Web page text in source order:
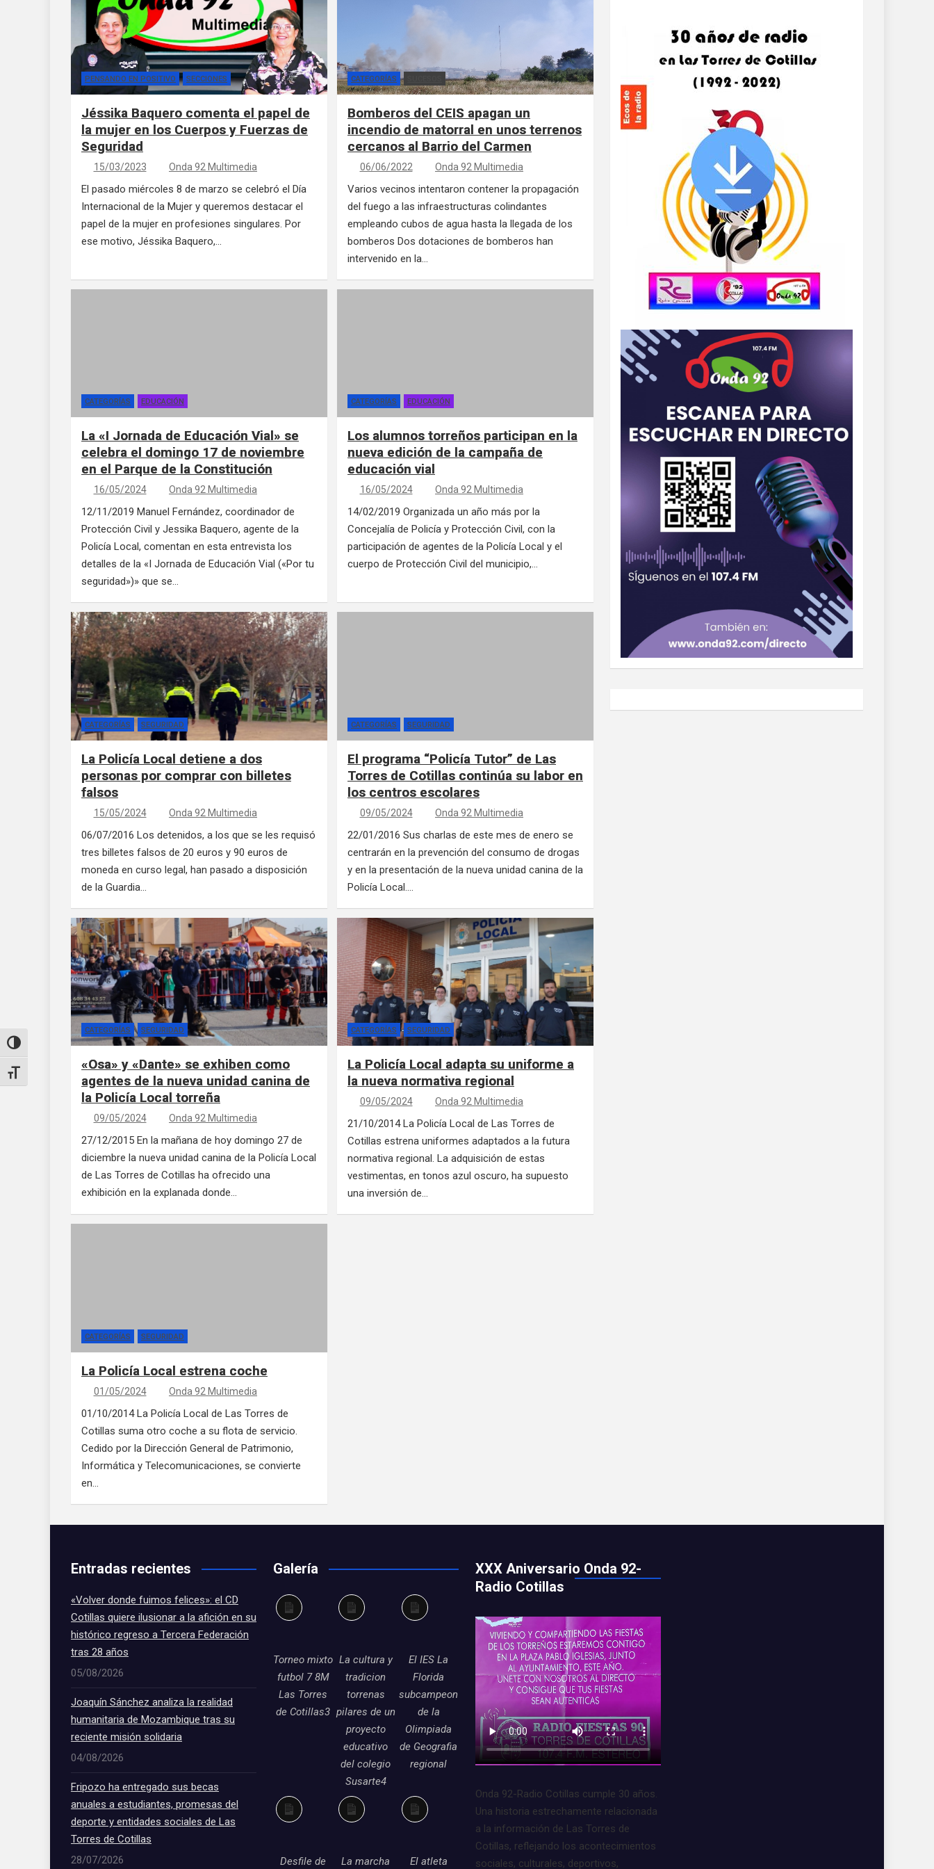
Alternar alto contraste
Alternar tamaño de letra
PENSANDO EN POSITIVO SECCIONES
Jéssika Baquero comenta el papel de
la mujer en los Cuerpos y Fuerzas de
Seguridad
15/03/2023 Onda 92 Multimedia
El pasado miércoles 8 de marzo se celebró el Día
Internacional de la Mujer y queremos destacar el
papel de la mujer en profesiones singulares. Por
ese motivo, Jéssika Baquero,…
CATEGORÍAS
Bomberos del CEIS apagan un
incendio de matorral en unos terrenos
cercanos al Barrio del Carmen
06/06/2022 Onda 92 Multimedia
Varios vecinos intentaron contener la propagación
del fuego a las infraestructuras colindantes
empleando cubos de agua hasta la llegada de los
bomberos Dos dotaciones de bomberos han
intervenido en la…
CATEGORÍAS EDUCACIÓN
La «I Jornada de Educación Vial» se
celebra el domingo 17 de noviembre
en el Parque de la Constitución
16/05/2024 Onda 92 Multimedia
12/11/2019 Manuel Fernández, coordinador de
Protección Civil y Jessika Baquero, agente de la
Policía Local, comentan en esta entrevista los
detalles de la «I Jornada de Educación Vial («Por tu
seguridad»)» que se…
CATEGORÍAS EDUCACIÓN
Los alumnos torreños participan en la
nueva edición de la campaña de
educación vial
16/05/2024 Onda 92 Multimedia
14/02/2019 Organizada un año más por la
Concejalía de Policía y Protección Civil, con la
participación de agentes de la Policía Local y el
cuerpo de Protección Civil del municipio,…
CATEGORÍAS SEGURIDAD
La Policía Local detiene a dos
personas por comprar con billetes
falsos
15/05/2024 Onda 92 Multimedia
06/07/2016 Los detenidos, a los que se les requisó
tres billetes falsos de 20 euros y 90 euros de
moneda en curso legal, han pasado a disposición
de la Guardia…
CATEGORÍAS SEGURIDAD
El programa “Policía Tutor” de Las
Torres de Cotillas continúa su labor en
los centros escolares
09/05/2024 Onda 92 Multimedia
22/01/2016 Sus charlas de este mes de enero se
centrarán en la prevención del consumo de drogas
y en la presentación de la nueva unidad canina de la
Policía Local.…
CATEGORÍAS SEGURIDAD
«Osa» y «Dante» se exhiben como
agentes de la nueva unidad canina de
la Policía Local torreña
09/05/2024 Onda 92 Multimedia
27/12/2015 En la mañana de hoy domingo 27 de
diciembre la nueva unidad canina de la Policía Local
de Las Torres de Cotillas ha ofrecido una
exhibición en la explanada donde…
CATEGORÍAS SEGURIDAD
La Policía Local adapta su uniforme a
la nueva normativa regional
09/05/2024 Onda 92 Multimedia
21/10/2014 La Policía Local de Las Torres de
Cotillas estrena uniformes adaptados a la futura
normativa regional. La adquisición de estas
vestimentas, en tonos azul oscuro, ha supuesto
una inversión de…
CATEGORÍAS SEGURIDAD
La Policía Local estrena coche
01/05/2024 Onda 92 Multimedia
01/10/2014 La Policía Local de Las Torres de
Cotillas suma otro coche a su flota de servicio.
Cedido por la Dirección General de Patrimonio,
Informática y Telecomunicaciones, se convierte
en…
Entradas recientes
«Volver donde fuimos felices»: el CD
Cotillas quiere ilusionar a la afición en su
histórico regreso a Tercera Federación
tras 28 años
05/08/2026
Joaquín Sánchez analiza la realidad
humanitaria de Mozambique tras su
reciente misión solidaria
04/08/2026
Fripozo ha entregado sus becas
anuales a estudiantes, promesas del
deporte y entidades sociales de Las
Torres de Cotillas
28/07/2026
Galería
Larga
Torneo mixto
futbol 7 8M
Las Torres
de Cotillas3
Larga
La cultura y
tradicion
torrenas
pilares de un
proyecto
educativo
del colegio
Susarte4
Larga
El IES La
Florida
subcampeon
de la
Olimpiada
de Geografia
regional
Larga
Desfile de
Larga
La marcha
Larga
El atleta
XXX Aniversario Onda 92-
Radio Cotillas
Onda 92-Radio Cotillas cumple 30 años.
Una historia estrechamente relacionada
a la información de Las Torres de
Cotillas, reflejando los acontecimientos
sociales, culturales, deportivos,